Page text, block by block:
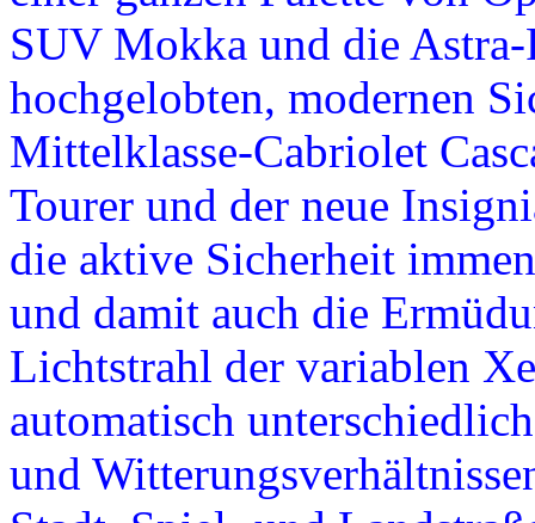
SUV Mokka und die
hochgelobten, modernen
Mittelklasse-Cabriolet
Tourer und der neue
die aktive Sicherheit
und damit auch die
Lichtstrahl der variablen
automatisch
und